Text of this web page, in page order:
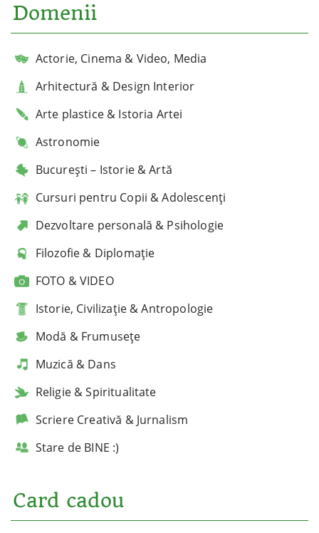
Domenii
Actorie, Cinema & Video, Media
Arhitectură & Design Interior
Arte plastice & Istoria Artei
Astronomie
București – Istorie & Artă
Cursuri pentru Copii & Adolescenți
Dezvoltare personală & Psihologie
Filozofie & Diplomație
FOTO & VIDEO
Istorie, Civilizație & Antropologie
Modă & Frumusețe
Muzică & Dans
Religie & Spiritualitate
Scriere Creativă & Jurnalism
Stare de BINE :)
Card cadou